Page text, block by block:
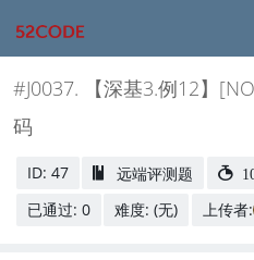
#J0037. 【深基3.例12】
码
ID: 47 远端评测题
已通过: 0
难度: (无) 上传者: